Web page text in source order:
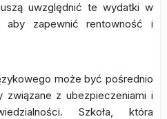
uwzględnić te wydatki w
aby zapewnić rentowność i
może być pośrednio
związane z ubezpieczeniami i
Szkoła, która